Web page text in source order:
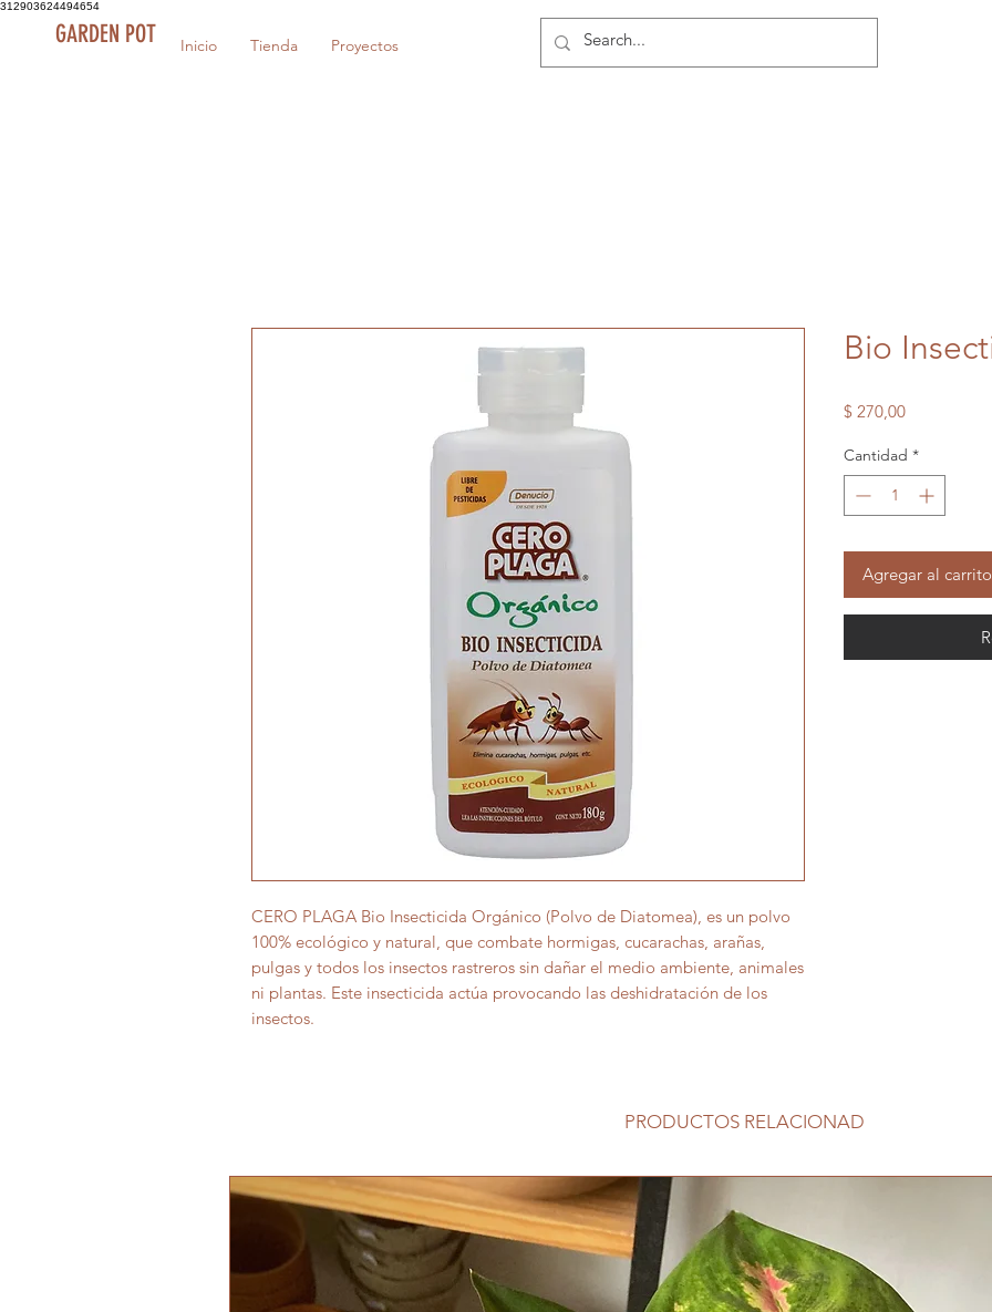
312903624494654
GARDEN POT Inicio Tienda Proyectos
CERO PLAGA Bio Insecticida Orgánico (Polvo de Diatomea), es un polvo
100% ecológico y natural, que combate hormigas, cucarachas, arañas,
pulgas y todos los insectos rastreros sin dañar el medio ambiente, animales
ni plantas. Este insecticida actúa provocando las deshidratación de los
insectos.
Bio
$ 270,00Precio
Cantidad *
Agregar al carrito
PRODUCTOS RELACIONAD